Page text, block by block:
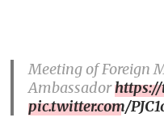
Meeting of Foreign
Ambassadorhttps://
pic.twitter.com/